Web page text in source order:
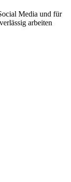
Media und für
arbeiten